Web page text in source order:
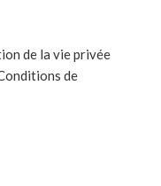
de la vie privée
de